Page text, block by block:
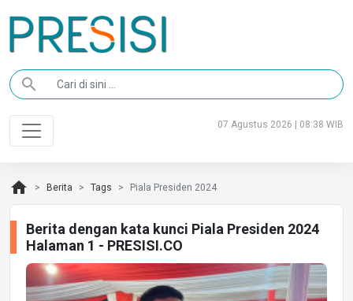
search
07 Agustus 2026 | 08:38 WIB
home Berita Tags Piala Presiden 2024
Berita dengan kata kunci Piala Presiden 2024
Halaman 1 - PRESISI.CO